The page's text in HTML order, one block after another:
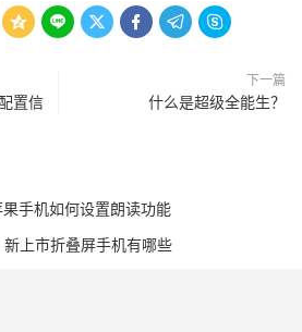
     
置信
下一篇
什么是超级全能生？
果手机如何设置朗读功能
新上市折叠屏手机有哪些